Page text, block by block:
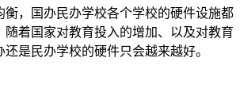
衡，国办民办学校各个学校的硬件设施都
随着国家对教育投入的增加、以及对教育
是民办学校的硬件只会越来越好。